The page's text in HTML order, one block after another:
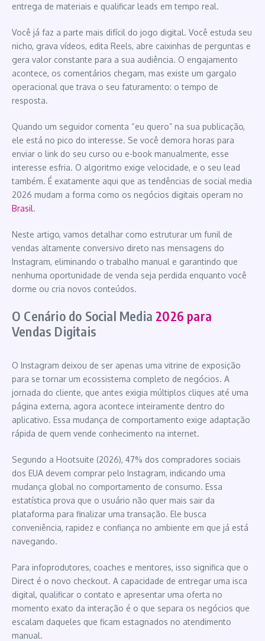
entrega de materiais e qualificar leads em tempo real.
Você já faz a parte mais difícil do jogo digital. Você estuda seu
nicho, grava vídeos, edita Reels, abre caixinhas de perguntas e
gera valor constante para a sua audiência. O engajamento
acontece, os comentários chegam, mas existe um gargalo
operacional que trava o seu faturamento: o tempo de
resposta.
Quando um seguidor comenta “eu quero” na sua publicação,
ele está no pico do interesse. Se você demora horas para
enviar o link do seu curso ou e-book manualmente, esse
interesse esfria. O algoritmo exige velocidade, e o seu lead
também. É exatamente aqui que as tendências de social media
2026 mudam a forma como os negócios digitais operam no
Brasil.
Neste artigo, vamos detalhar como estruturar um funil de
vendas altamente conversivo direto nas mensagens do
Instagram, eliminando o trabalho manual e garantindo que
nenhuma oportunidade de venda seja perdida enquanto você
dorme ou cria novos conteúdos.
O Cenário do Social Media 2026 para
Vendas Digitais
O Instagram deixou de ser apenas uma vitrine de exposição
para se tornar um ecossistema completo de negócios. A
jornada do cliente, que antes exigia múltiplos cliques até uma
página externa, agora acontece inteiramente dentro do
aplicativo. Essa mudança de comportamento exige adaptação
rápida de quem vende conhecimento na internet.
Segundo a Hootsuite (2026), 47% dos compradores sociais
dos EUA devem comprar pelo Instagram, indicando uma
mudança global no comportamento de consumo. Essa
estatística prova que o usuário não quer mais sair da
plataforma para finalizar uma transação. Ele busca
conveniência, rapidez e confiança no ambiente em que já está
navegando.
Para infoprodutores, coaches e mentores, isso significa que o
Direct é o novo checkout. A capacidade de entregar uma isca
digital, qualificar o contato e apresentar uma oferta no
momento exato da interação é o que separa os negócios que
escalam daqueles que ficam estagnados no atendimento
manual.